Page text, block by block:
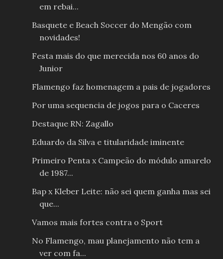
em rebai...
Basquete e Beach Soccer do Mengão com
novidades!
Festa mais do que merecida nos 60 anos do
Junior
Flamengo faz homenagem a pais de jogadores
Por uma sequencia de jogos para o Caceres
Destaque RN: Zagallo
Eduardo da Silva e titularidade iminente
Primeiro Penta x Campeão do módulo amarelo
de 1987...
Bap x Kleber Leite: não sei quem ganha mas sei
que...
Vamos mais fortes contra o Sport
No Flamengo, mau planejamento não tem a
ver com fa...